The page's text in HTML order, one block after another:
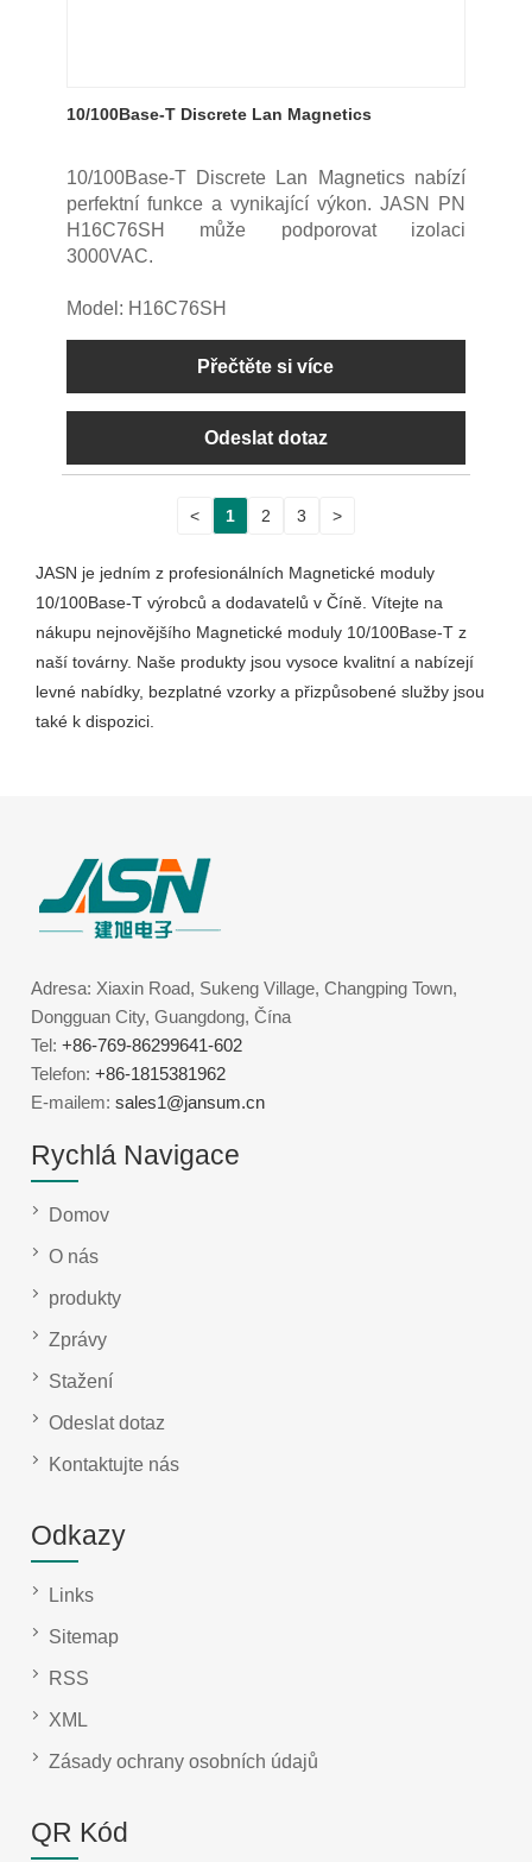
10/100Base-T Discrete Lan Magnetics
10/100Base-T Discrete Lan Magnetics nabízí
perfektní funkce a vynikající výkon. JASN PN
H16C76SH může podporovat izolaci
3000VAC.
Model: H16C76SH
Přečtěte si více
Odeslat dotaz
< 1 2 3 >
JASN je jedním z profesionálních Magnetické moduly
10/100Base-T výrobců a dodavatelů v Číně. Vítejte na
nákupu nejnovějšího Magnetické moduly 10/100Base-T z
naší továrny. Naše produkty jsou vysoce kvalitní a nabízejí
levné nabídky, bezplatné vzorky a přizpůsobené služby jsou
také k dispozici.
Adresa: Xiaxin Road, Sukeng Village, Changping Town,
Dongguan City, Guangdong, Čína
Tel:+86-769-86299641-602
Telefon:+86-1815381962
E-mailem:sales1@jansum.cn
Rychlá Navigace
Domov
O nás
produkty
Zprávy
Stažení
Odeslat dotaz
Kontaktujte nás
Odkazy
Links
Sitemap
RSS
XML
Zásady ochrany osobních údajů
QR Kód